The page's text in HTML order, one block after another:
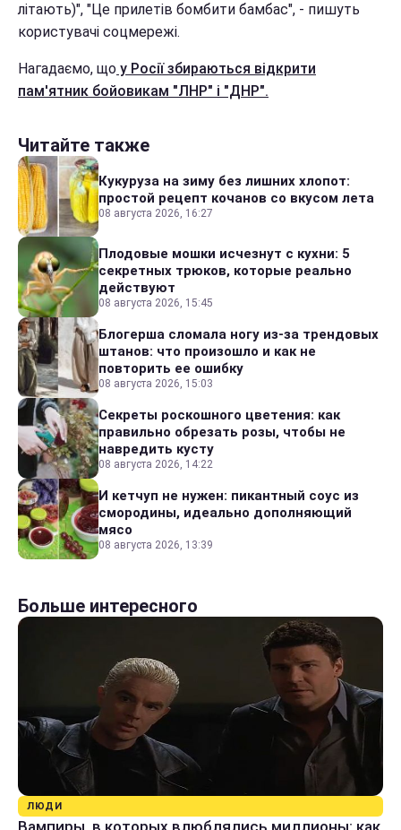
літають)", "Це прилетів бомбити бамбас", - пишуть
користувачі соцмережі.
Нагадаємо, що у Росії збираються відкрити
пам'ятник бойовикам "ЛНР" і "ДНР".
Читайте также
Кукуруза на зиму без лишних хлопот:
простой рецепт кочанов со вкусом лета
08 августа 2026, 16:27
Плодовые мошки исчезнут с кухни: 5
секретных трюков, которые реально
действуют
08 августа 2026, 15:45
Блогерша сломала ногу из-за трендовых
штанов: что произошло и как не
повторить ее ошибку
08 августа 2026, 15:03
Секреты роскошного цветения: как
правильно обрезать розы, чтобы не
навредить кусту
08 августа 2026, 14:22
И кетчуп не нужен: пикантный соус из
смородины, идеально дополняющий
мясо
08 августа 2026, 13:39
Больше интересного
ЛЮДИ